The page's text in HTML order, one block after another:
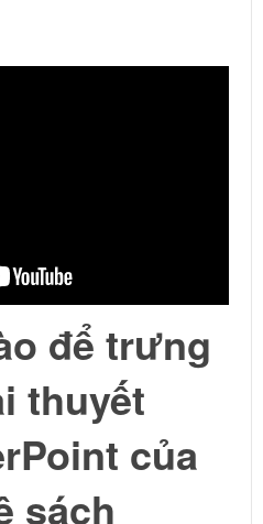
để trưng
thuyết
của
sách